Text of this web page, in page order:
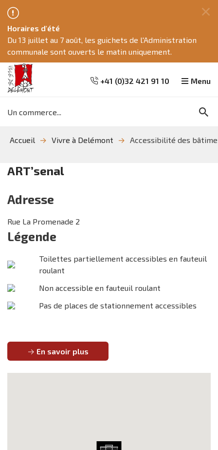
recherche
navigation
Horaires d'été
Du 13 juillet au 7 août, les guichets de l'Administration
communale sont ouverts le matin uniquement.
+41 (0)32 421 91 10
clés
Menu
Accueil Vivre à Delémont Accessibilité des
ART’senal
Adresse
Rue La Promenade 2
Légende
Toilettes partiellement accessibles en fauteuil
roulant
Non accessible en fauteuil roulant
Pas de places de stationnement accessibles
En savoir plus